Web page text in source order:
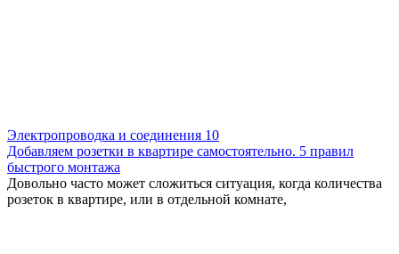
Электропроводка и соединения 10
Добавляем розетки в квартире самостоятельно. 5 правил
быстрого монтажа
Довольно часто может сложиться ситуация, когда количества
розеток в квартире, или в отдельной комнате,